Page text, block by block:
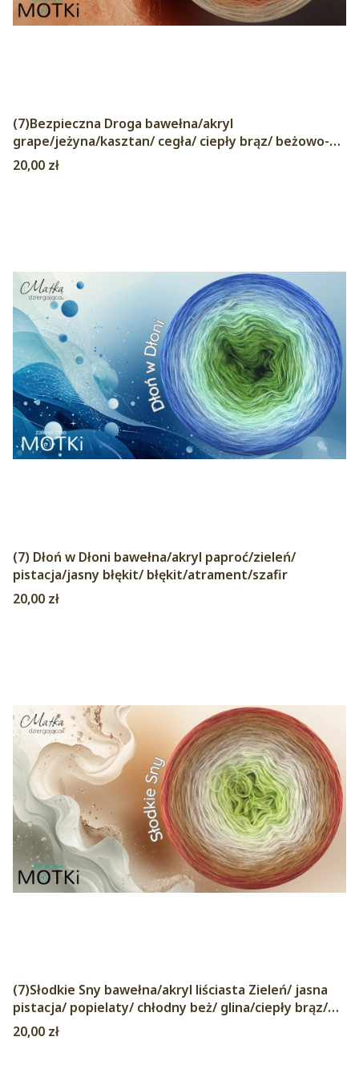
(7)Bezpieczna Droga bawełna/akryl
grape/jeżyna/kasztan/ cegła/ ciepły brąz/ beżowo-
szary/ zimny beż
Cena
20,00 zł
(7) Dłoń w Dłoni bawełna/akryl paproć/zieleń/
pistacja/jasny błękit/ błękit/atrament/szafir
Cena
20,00 zł
(7)Słodkie Sny bawełna/akryl liściasta Zieleń/ jasna
pistacja/ popielaty/ chłodny beż/ glina/ciepły brąz/
cegła
Cena
20,00 zł